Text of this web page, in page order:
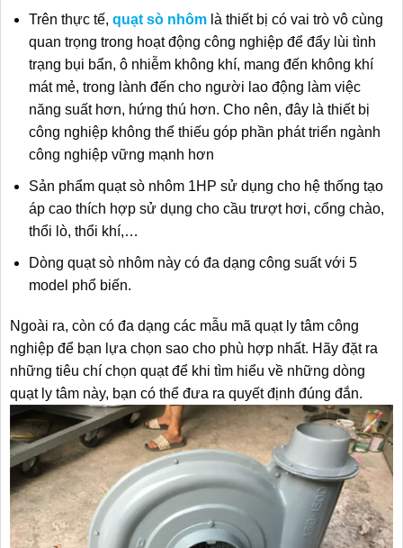
Trên thực tế, quạt sò nhômlà thiết bị có vai trò vô cùng
quan trọng trong hoạt động công nghiệp để đẩy lùi tình
trạng bụi bẩn, ô nhiễm không khí, mang đến không khí
mát mẻ, trong lành đến cho người lao động làm việc
năng suất hơn, hứng thú hơn. Cho nên, đây là thiết bị
công nghiệp không thể thiếu góp phần phát triển ngành
công nghiệp vững mạnh hơn
Sản phẩm quạt sò nhôm 1HP sử dụng cho hệ thống tạo
áp cao thích hợp sử dụng cho cầu trượt hơi, cổng chào,
thổi lò, thổi khí,…
Dòng quạt sò nhôm này có đa dạng công suất với 5
model phổ biến.
Ngoài ra, còn có đa dạng các mẫu mã quạt ly tâm công
nghiệp để bạn lựa chọn sao cho phù hợp nhất. Hãy đặt ra
những tiêu chí chọn quạt để khi tìm hiểu về những dòng
quạt ly tâm này, bạn có thể đưa ra quyết định đúng đắn.